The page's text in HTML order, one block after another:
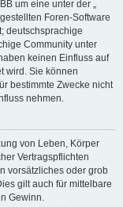
um eine unter der „
Foren-Software
deutschsprachige
Community unter
keinen Einfluss auf
wird. Sie können
bestimmte Zwecke nicht
nehmen.
von Leben, Körper
Vertragspflichten
vorsätzliches oder grob
gilt auch für mittelbare
Gewinn.